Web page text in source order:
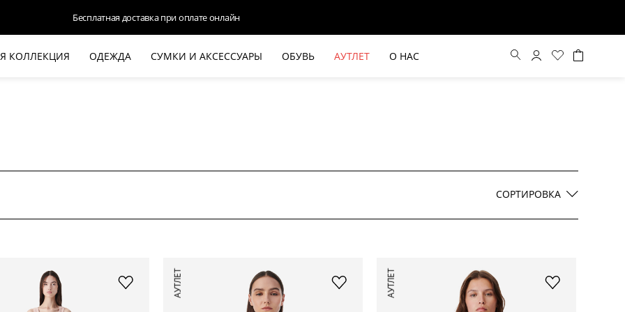
Доступна оплата Яндекс.Сплит и Долями
КОЛЛЕКЦИЯ ОДЕЖДА
ДЛЯ НЕГО
КРОЯ HAYDA
HIDA
СУМКИ И АКСЕССУАРЫ ОБУВЬ АУТЛЕТ О НАС
СОРТИРОВКА
Цена по убыванию
АУТЛЕТ АУТЛЕТ